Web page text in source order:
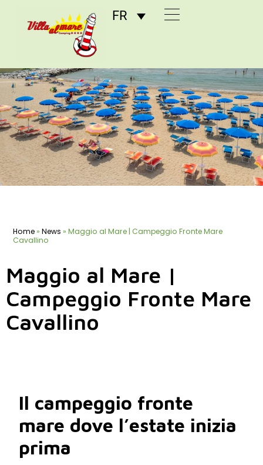
FR
Home»News »Maggio al Mare | Campeggio Fronte Mare
Cavallino
Maggio al Mare |
Campeggio Fronte Mare
Cavallino
Il campeggio fronte
mare dove l’estate inizia
prima